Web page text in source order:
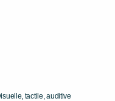
tactile, auditive